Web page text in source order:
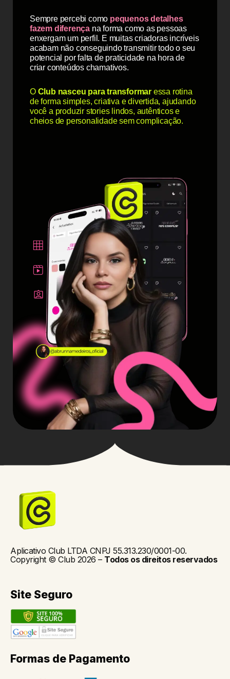
Sempre percebi como pequenos detalhes
fazem diferença na forma como as pessoas
enxergam um perfil. E muitas criadoras incríveis
acabam não conseguindo transmitir todo o seu
potencial por falta de praticidade na hora de
criar conteúdos chamativos.
O Club nasceu para transformar essa rotina
de forma simples, criativa e divertida, ajudando
você a produzir stories lindos, autênticos e
cheios de personalidade sem complicação.
Aplicativo Club LTDA CNPJ 55.313.230/0001-00.
Copyright © Club 2026 – Todos os direitos reservados
Site Seguro
Formas de Pagamento